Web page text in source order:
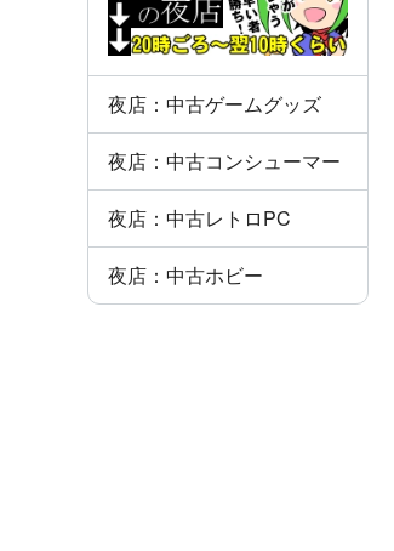
夜店：中古ゲームグッズ
夜店：中古コンシューマー
夜店：中古レトロPC
夜店：中古ホビー